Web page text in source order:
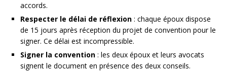
accords.
Respecter le délai de réflexion : chaque époux dispose
de 15 jours après réception du projet de convention pour le
signer. Ce délai est incompressible.
Signer la convention : les deux époux et leurs avocats
signent le document en présence des deux conseils.